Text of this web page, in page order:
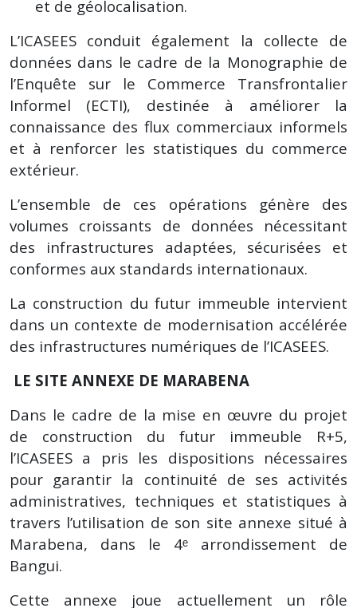
et de géolocalisation.
L’ICASEES conduit également la collecte de
données dans le cadre de la Monographie de
l’Enquête sur le Commerce Transfrontalier
Informel (ECTI), destinée à améliorer la
connaissance des flux commerciaux informels
et à renforcer les statistiques du commerce
extérieur.
L’ensemble de ces opérations génère des
volumes croissants de données nécessitant
des infrastructures adaptées, sécurisées et
conformes aux standards internationaux.
La construction du futur immeuble intervient
dans un contexte de modernisation accélérée
des infrastructures numériques de l’ICASEES.
LE SITE ANNEXE DE MARABENA
Dans le cadre de la mise en œuvre du projet
de construction du futur immeuble R+5,
l’ICASEES a pris les dispositions nécessaires
pour garantir la continuité de ses activités
administratives, techniques et statistiques à
travers l’utilisation de son site annexe situé à
Marabena, dans le 4ᵉ arrondissement de
Bangui.
Cette annexe joue actuellement un rôle